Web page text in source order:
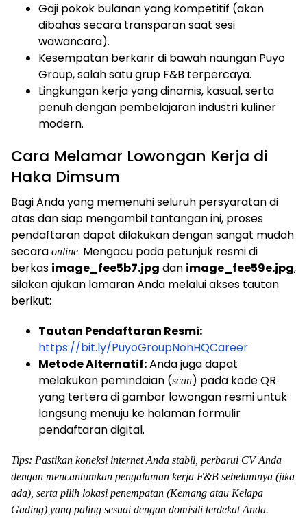
Gaji pokok bulanan yang kompetitif (akan
dibahas secara transparan saat sesi
wawancara).
Kesempatan berkarir di bawah naungan Puyo
Group, salah satu grup F&B terpercaya.
Lingkungan kerja yang dinamis, kasual, serta
penuh dengan pembelajaran industri kuliner
modern.
Cara Melamar Lowongan Kerja di
Haka Dimsum
Bagi Anda yang memenuhi seluruh persyaratan di
atas dan siap mengambil tantangan ini, proses
pendaftaran dapat dilakukan dengan sangat mudah
secara online. Mengacu pada petunjuk resmi di
berkas image_fee5b7.jpg dan image_fee59e.jpg,
silakan ajukan lamaran Anda melalui akses tautan
berikut:
Tautan Pendaftaran Resmi:
https://bit.ly/PuyoGroupNonHQCareer
Metode Alternatif:Anda juga dapat
melakukan pemindaian (scan) pada kode QR
yang tertera di gambar lowongan resmi untuk
langsung menuju ke halaman formulir
pendaftaran digital.
Tips: Pastikan koneksi internet Anda stabil, perbarui CV Anda
dengan mencantumkan pengalaman kerja F&B sebelumnya (jika
ada), serta pilih lokasi penempatan (Kemang atau Kelapa
Gading) yang paling sesuai dengan domisili terdekat Anda.